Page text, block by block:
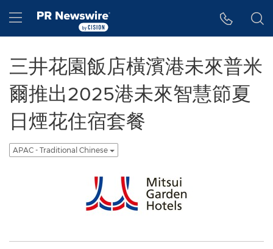
Hamburger menu
三井花園飯店橫濱港未來普米
爾推出2025港未來智慧節夏
日煙花住宿套餐
APAC - Traditional Chinese